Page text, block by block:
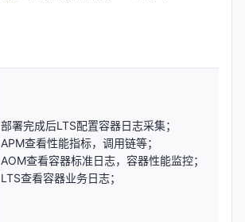
部署完成后LTS配置容器日志采集；
APM查看性能指标，调用链等；
AOM查看容器标准日志，容器性能监控；
LTS查看容器业务日志；